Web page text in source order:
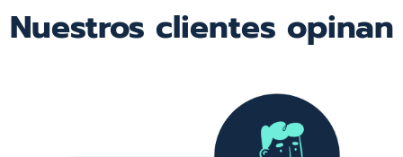
Nuestros clientes opinan